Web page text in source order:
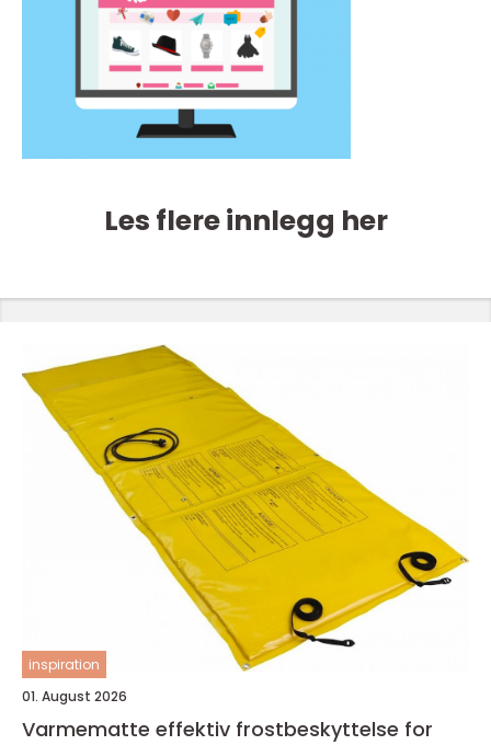
Les flere innlegg her
inspiration
01. August 2026
Varmematte effektiv frostbeskyttelse for